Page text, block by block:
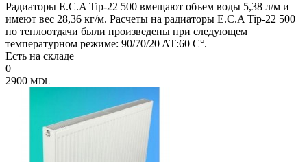
Радиаторы E.C.A Tip-22 500 вмещают объем воды 5,38 л/м и
имеют вес 28,36 кг/м. Расчеты на радиаторы E.C.A Tip-22 500
по теплоотдачи были произведены при следующем
температурном режиме: 90/70/20 ∆Т:60 C°.
Есть на складе
0
2900 MDL